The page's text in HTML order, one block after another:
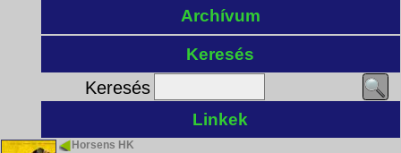
Archívum
Keresés
Keresés
Linkek
Horsens HK